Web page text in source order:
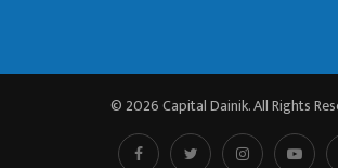
© 2026 Capital Dainik. All Rights